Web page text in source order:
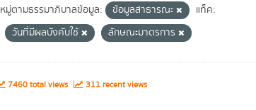
มู่ตามธรรมาภิบาลข้อมูล: ข้อมูลสาธารณะ
แท็ค:
วันที่มีผลบังคับใช้ ลักษณะมาตรการ
7460 total views 311 recent views